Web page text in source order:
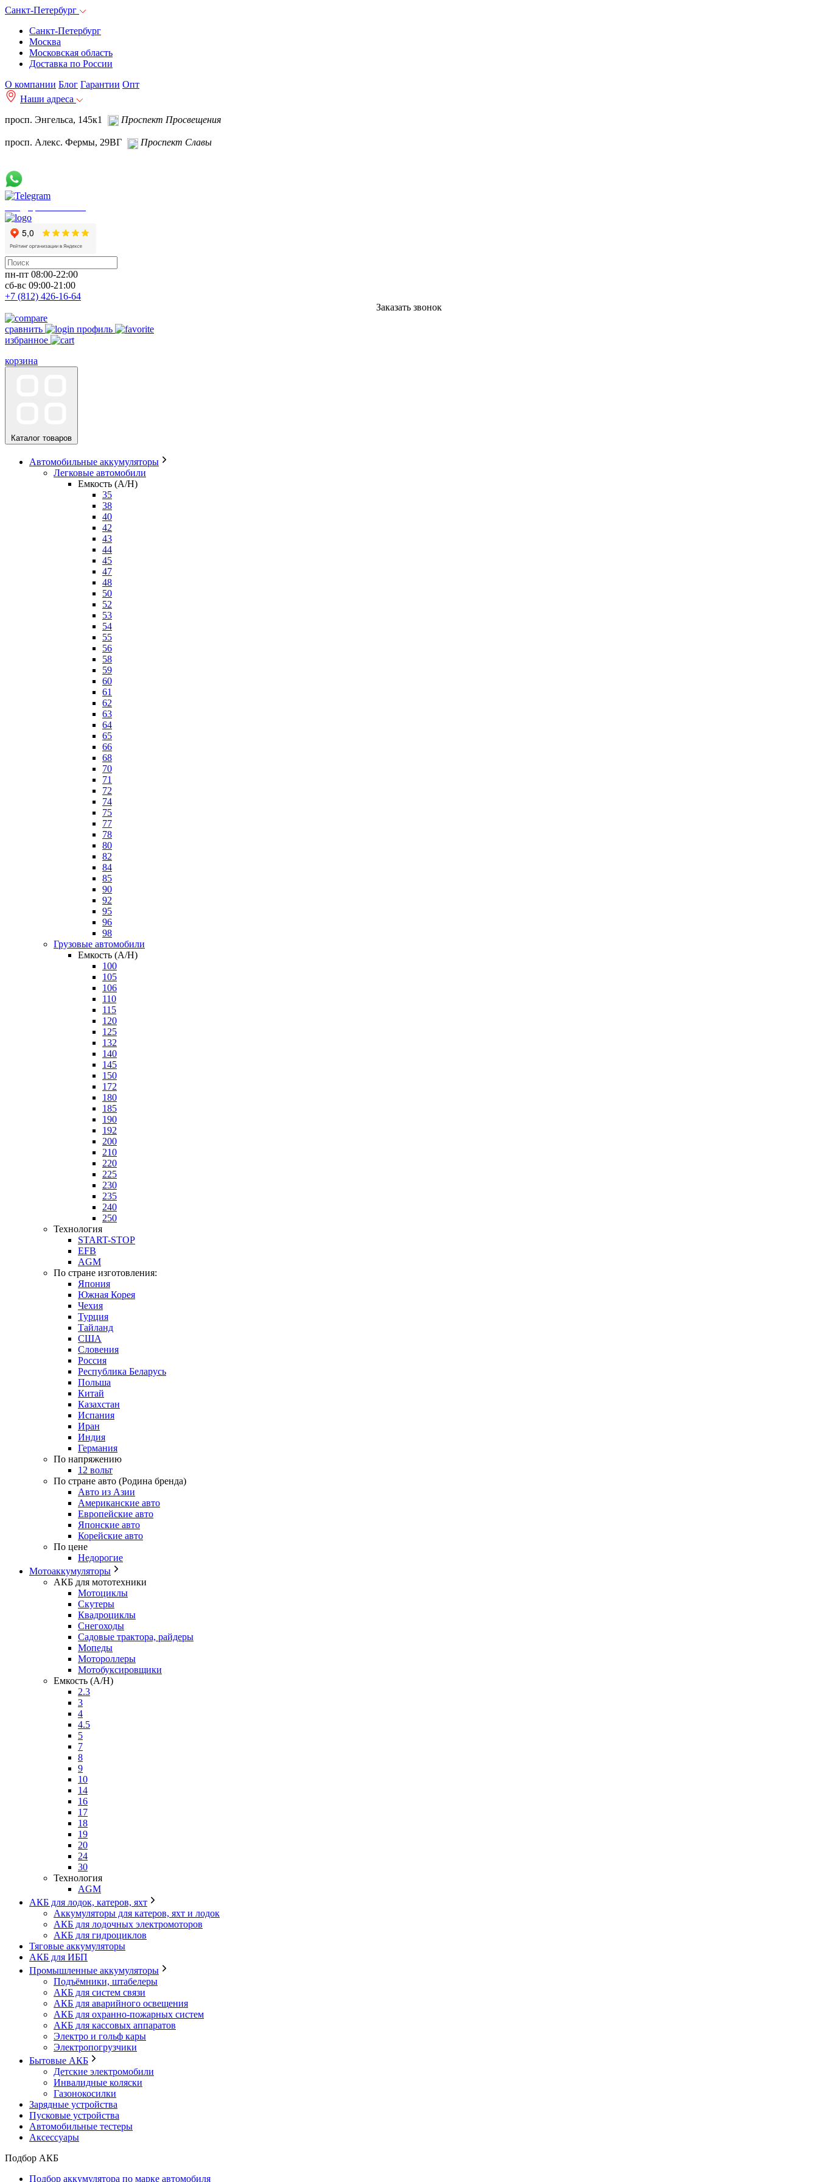
Санкт-Петербург
Санкт-Петербург
Москва
Московская область
Доставка по России
О компании Блог Гарантии Опт
Наши адреса
просп. Энгельса, 145к1
Проспект Просвещения
просп. Алекс. Фермы, 29ВГ Проспект Славы
пн-пт 08:00-22:00
сб-вс 09:00-21:00
+7 (812) 426-16-64
Заказать звонок
сравнить
профиль
избранное
корзина
Каталог товаров
Автомобильные аккумуляторы
Легковые автомобили
Емкость (A/H)
35
38
40
42
43
44
45
47
48
50
52
53
54
55
56
58
59
60
61
62
63
64
65
66
68
70
71
72
74
75
77
78
80
82
84
85
90
92
95
96
98
Грузовые автомобили
Емкость (A/H)
100
105
106
110
115
120
125
132
140
145
150
172
180
185
190
192
200
210
220
225
230
235
240
250
Технология
START-STOP
EFB
AGM
По стране изготовления:
Япония
Южная Корея
Чехия
Турция
Тайланд
США
Словения
Россия
Республика Беларусь
Польша
Китай
Казахстан
Испания
Иран
Индия
Германия
По напряжению
12 вольт
По стране авто (Родина бренда)
Авто из Азии
Американские авто
Европейские авто
Японские авто
Корейские авто
По цене
Недорогие
Мотоаккумуляторы
АКБ для мототехники
Мотоциклы
Скутеры
Квадроциклы
Снегоходы
Садовые трактора, райдеры
Мопеды
Мотороллеры
Мотобуксировщики
Емкость (A/H)
2.3
3
4
4.5
5
7
8
9
10
14
16
17
18
19
20
24
30
Технология
AGM
АКБ для лодок, катеров, яхт
Аккумуляторы для катеров, яхт и лодок
АКБ для лодочных электромоторов
АКБ для гидроциклов
Тяговые аккумуляторы
АКБ для ИБП
Промышленные аккумуляторы
Подъёмники, штабелеры
АКБ для систем связи
АКБ для аварийного освещения
АКБ для охранно-пожарных систем
АКБ для кассовых аппаратов
Электро и гольф кары
Электропогрузчики
Бытовые АКБ
Детские электромобили
Инвалидные коляски
Газонокосилки
Зарядные устройства
Пусковые устройства
Автомобильные тестеры
Аксессуары
Подбор АКБ
Подбор аккумулятора по марке автомобиля